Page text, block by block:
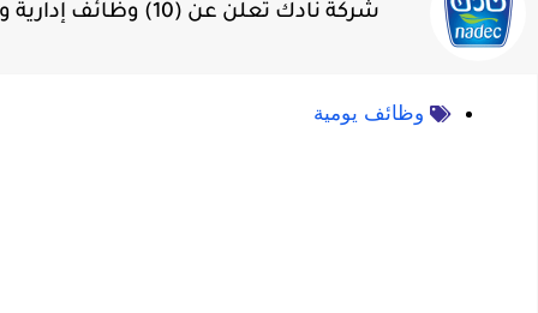
شركة نادك تعلن عن (10) وظائف إدارية وهندسية في عدة مدن بالمملكة
وظائف يومية